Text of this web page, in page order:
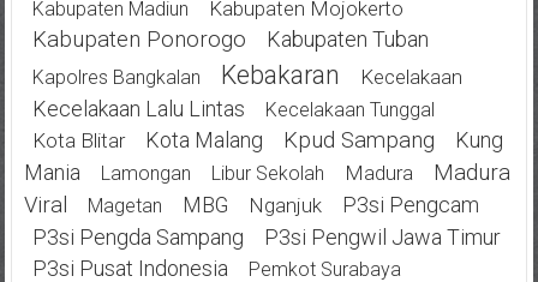
Kabupaten Madiun Kabupaten Mojokerto
Kabupaten Ponorogo Kabupaten Tuban
Kapolres Bangkalan Kebakaran Kecelakaan
Kecelakaan Lalu Lintas Kecelakaan Tunggal
Kota Blitar Kota Malang Kpud Sampang
Kung
Mania
Lamongan Libur Sekolah Madura
Madura
Viral
Magetan MBG Nganjuk
P3si Pengcam
P3si Pengda Sampang
P3si Pengwil Jawa Timur
P3si Pusat Indonesia
Pemkot Surabaya